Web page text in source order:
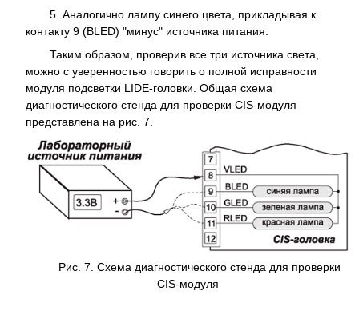
5. Аналогично лампу синего цвета, прикладывая к
контакту 9 (BLED) "минус" источника питания.
Таким образом, проверив все три источника света,
можно с уверенностью говорить о полной исправности
модуля подсветки LIDE-головки. Общая схема
диагностического стенда для проверки CIS-модуля
представлена на рис. 7.
Рис. 7. Схема диагностического стенда для проверки
CIS-модуля